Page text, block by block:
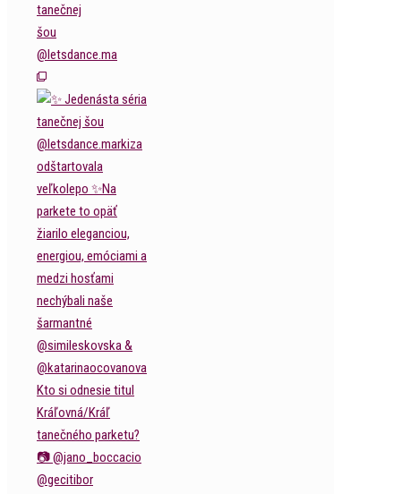
tanečnej
šou
@letsdance.ma